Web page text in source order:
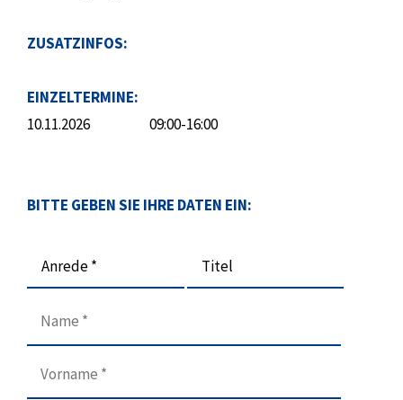
ZUSATZINFOS:
EINZELTERMINE:
10.11.2026
09:00-16:00
BITTE GEBEN SIE IHRE DATEN EIN:
Anrede * Titel